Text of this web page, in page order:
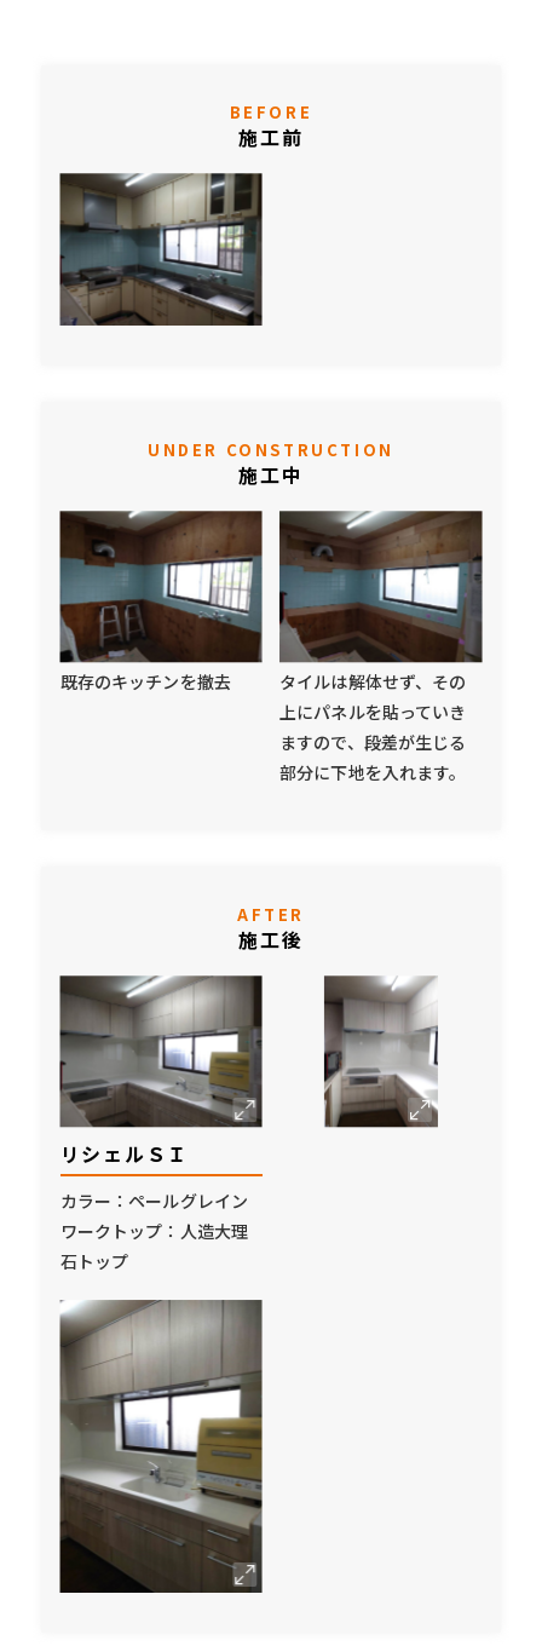
BEFORE
施工前
UNDER CONSTRUCTION
施工中
既存のキッチンを撤去
タイルは解体せず、その
上にパネルを貼っていき
ますので、段差が生じる
部分に下地を入れます。
AFTER
施工後
リシェルＳＩ
カラー：ペールグレイン
ワークトップ：人造大理
石トップ